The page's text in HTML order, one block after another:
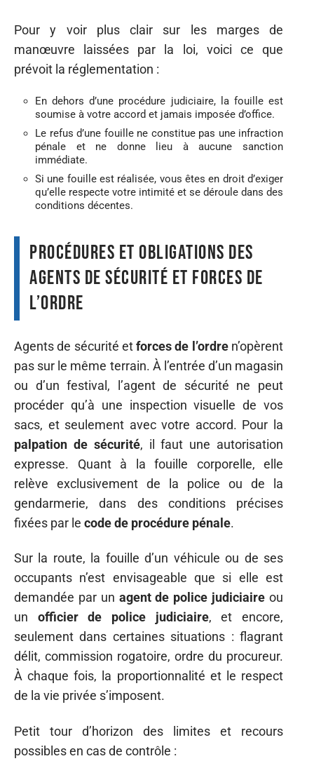
Pour y voir plus clair sur les marges de
manœuvre laissées par la loi, voici ce que
prévoit la réglementation :
En dehors d’une procédure judiciaire, la fouille est
soumise à votre accord et jamais imposée d’office.
Le refus d’une fouille ne constitue pas une infraction
pénale et ne donne lieu à aucune sanction
immédiate.
Si une fouille est réalisée, vous êtes en droit d’exiger
qu’elle respecte votre intimité et se déroule dans des
conditions décentes.
Procédures et obligations des
agents de sécurité et forces de
l’ordre
Agents de sécurité etforces de l’ordren’opèrent
pas sur le même terrain. À l’entrée d’un magasin
ou d’un festival, l’agent de sécurité ne peut
procéder qu’à une inspection visuelle de vos
sacs, et seulement avec votre accord. Pour la
palpation de sécurité, il faut une autorisation
expresse. Quant à la fouille corporelle, elle
relève exclusivement de la police ou de la
gendarmerie, dans des conditions précises
fixées par le code de procédure pénale.
Sur la route, la fouille d’un véhicule ou de ses
occupants n’est envisageable que si elle est
demandée par un agent de police judiciaire ou
un officier de police judiciaire, et encore,
seulement dans certaines situations : flagrant
délit, commission rogatoire, ordre du procureur.
À chaque fois, la proportionnalité et le respect
de la vie privée s’imposent.
Petit tour d’horizon des limites et recours
possibles en cas de contrôle :